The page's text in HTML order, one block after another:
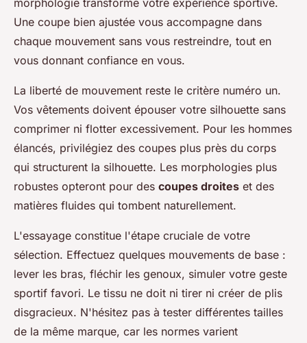
morphologie transforme votre expérience sportive.
Une coupe bien ajustée vous accompagne dans
chaque mouvement sans vous restreindre, tout en
vous donnant confiance en vous.
La liberté de mouvement reste le critère numéro un.
Vos vêtements doivent épouser votre silhouette sans
comprimer ni flotter excessivement. Pour les hommes
élancés, privilégiez des coupes plus près du corps
qui structurent la silhouette. Les morphologies plus
robustes opteront pour des coupes droites et des
matières fluides qui tombent naturellement.
L'essayage constitue l'étape cruciale de votre
sélection. Effectuez quelques mouvements de base :
lever les bras, fléchir les genoux, simuler votre geste
sportif favori. Le tissu ne doit ni tirer ni créer de plis
disgracieux. N'hésitez pas à tester différentes tailles
de la même marque, car les normes varient